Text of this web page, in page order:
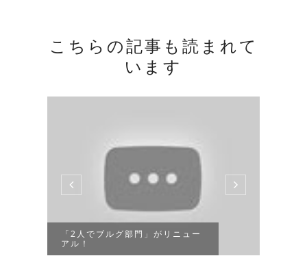
こちらの記事も読まれて
います
「2人でブルグ部門」がリニュー
アル！